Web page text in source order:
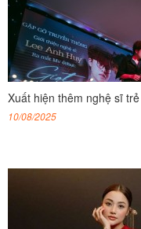
Xuất hiện thêm nghệ sĩ
10/08/2025